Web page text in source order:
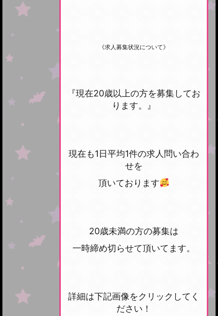
《求人募集状況について》
『現在20歳以上の方を募集してお
ります。』
現在も1日平均1件の求人問い合わ
せを
頂いております
20歳未満の方の募集は
一時締め切らせて頂いてます。
詳細は下記画像をクリックしてく
ださい！